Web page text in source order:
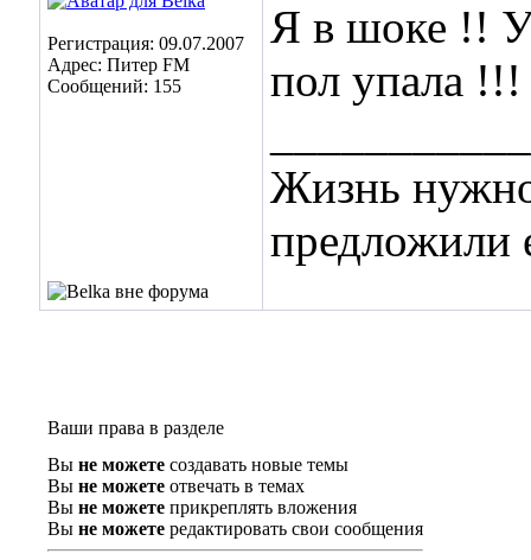
Регистрация: 09.07.2007
Адрес: Питер FM
Сообщений: 155
Я в шоке !! У
пол упала !!!
Жизнь
предложили
Ваши права в разделе
Вы не можете создавать новые темы
Вы не можете отвечать в темах
Вы не можете прикреплять вложения
Вы не можете редактировать свои сообщения